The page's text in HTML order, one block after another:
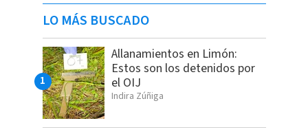
LO MÁS BUSCADO
Allanamientos en Limón:
Estos son los detenidos por
el OIJ
Indira Zúñiga